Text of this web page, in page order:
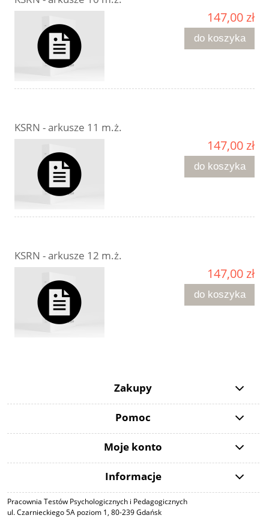
147,00 zł
do koszyka
KSRN - arkusze 11 m.ż.
147,00 zł
do koszyka
KSRN - arkusze 12 m.ż.
147,00 zł
do koszyka
Zakupy
Pomoc
Moje konto
Informacje
Pracownia Testów Psychologicznych i Pedagogicznych
ul. Czarnieckiego 5A poziom 1, 80-239 Gdańsk